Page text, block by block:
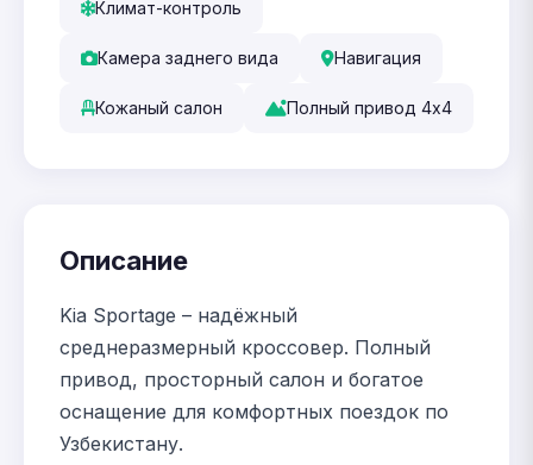
Климат-контроль
Камера заднего вида Навигация
Кожаный салон Полный привод 4x4
Описание
Kia Sportage – надёжный
среднеразмерный кроссовер. Полный
привод, просторный салон и богатое
оснащение для комфортных поездок по
Узбекистану.